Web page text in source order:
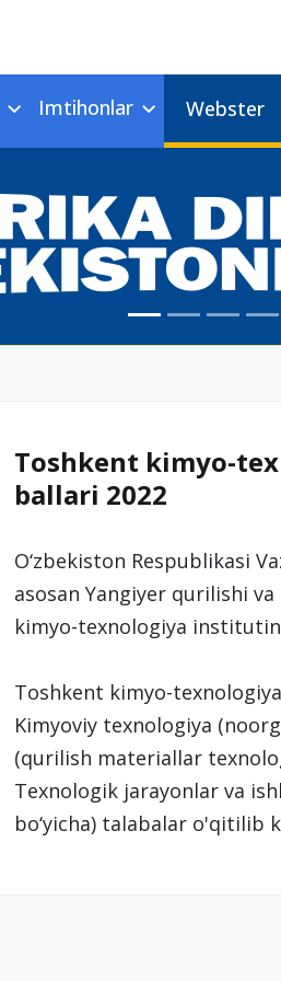
Imtihonlar Webster
Toshkent kimyo-
ballari 2022
O‘zbekiston Respublikasi
asosan Yangiyer qurilishi
kimyo-texnologiya
Toshkent kimyo-
Kimyoviy texnologiya
(qurilish materiallar
Texnologik jarayonlar va
bo‘yicha) talabalar o'qitilib